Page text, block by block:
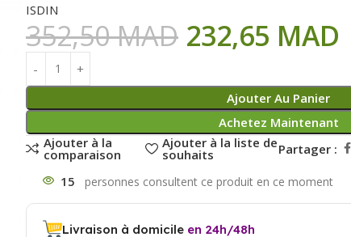
ISDIN
352,50MAD 232,65 MAD
Ajouter Au Panier
Achetez Maintenant
Ajouter à la
comparaison
Ajouter à la liste de
souhaits
Partager :
15
Livraison à domicile en 24h/48h